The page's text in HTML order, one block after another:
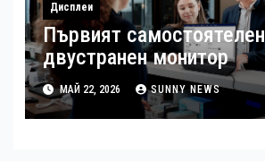
Дисплеи
Първият самостоятелен
двустранен монитор
МАЙ 22, 2026 SUNNY NEWS